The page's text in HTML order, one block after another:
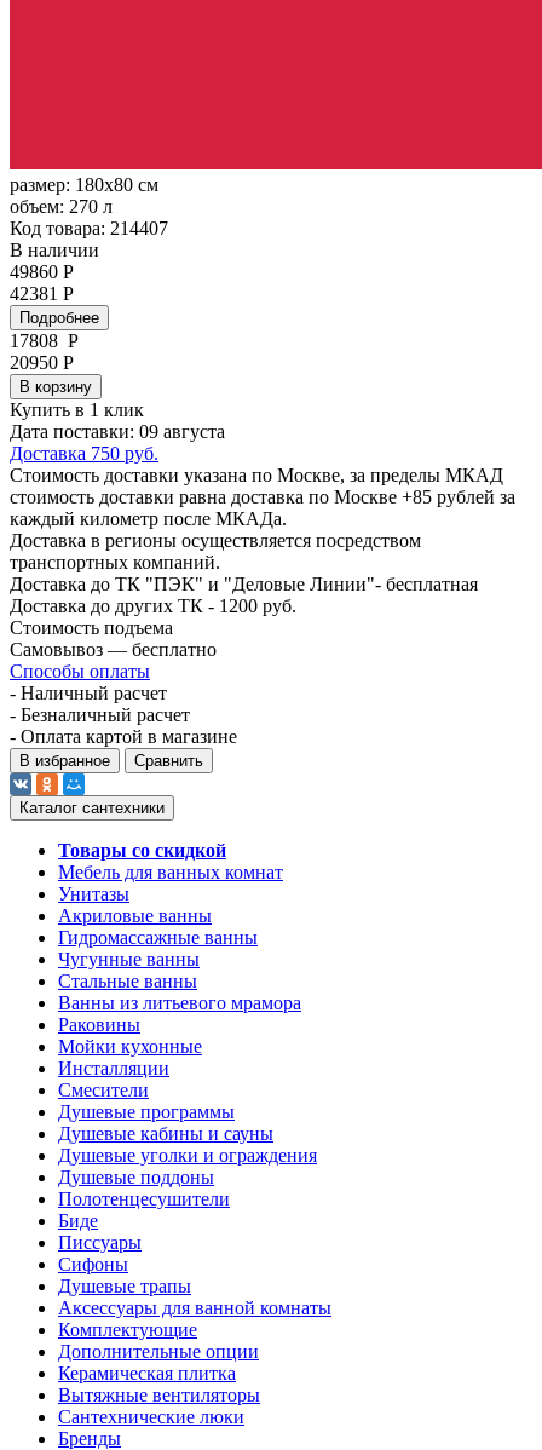
размер: 180x80 см
объем: 270 л
Код товара: 214407
В наличии
49860 Р
42381 Р
Подробнее
17808 Р
20950 Р
В корзину
Купить в 1 клик
Дата поставки: 09 августа
Доставка 750 руб.
Стоимость доставки указана по Москве, за пределы МКАД
стоимость доставки равна доставка по Москве +85 рублей за
каждый километр после МКАДа.
Доставка в регионы осуществляется посредством
транспортных компаний.
Доставка до ТК "ПЭК" и "Деловые Линии"- бесплатная
Доставка до других ТК - 1200 руб.
Стоимость подъема
Самовывоз — бесплатно
Способы оплаты
- Наличный расчет
- Безналичный расчет
- Оплата картой в магазине
В избранное Сравнить
Каталог сантехники
Товары со скидкой
Мебель для ванных комнат
Унитазы
Акриловые ванны
Гидромассажные ванны
Чугунные ванны
Стальные ванны
Ванны из литьевого мрамора
Раковины
Мойки кухонные
Инсталляции
Смесители
Душевые программы
Душевые кабины и сауны
Душевые уголки и ограждения
Душевые поддоны
Полотенцесушители
Биде
Писсуары
Сифоны
Душевые трапы
Аксессуары для ванной комнаты
Комплектующие
Дополнительные опции
Керамическая плитка
Вытяжные вентиляторы
Сантехнические люки
Бренды